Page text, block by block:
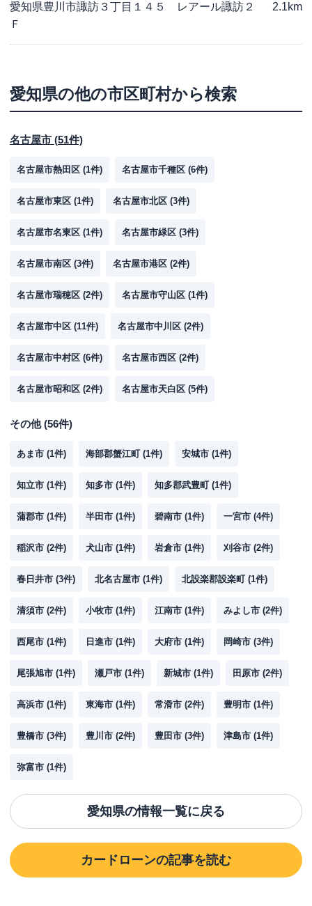
愛知県豊川市諏訪３丁目１４５ レアール諏訪２
Ｆ
2.1km
愛知県の他の市区町村から検索
名古屋市 (51件)
名古屋市熱田区 (1件) 名古屋市千種区 (6件)
名古屋市東区 (1件) 名古屋市北区 (3件)
名古屋市名東区 (1件) 名古屋市緑区 (3件)
名古屋市南区 (3件) 名古屋市港区 (2件)
名古屋市瑞穂区 (2件) 名古屋市守山区 (1件)
名古屋市中区 (11件) 名古屋市中川区 (2件)
名古屋市中村区 (6件) 名古屋市西区 (2件)
名古屋市昭和区 (2件) 名古屋市天白区 (5件)
その他(56件)
あま市 (1件) 海部郡蟹江町 (1件) 安城市 (1件)
知立市 (1件) 知多市 (1件) 知多郡武豊町 (1件)
蒲郡市 (1件) 半田市 (1件) 碧南市 (1件) 一宮市 (4件)
稲沢市 (2件) 犬山市 (1件) 岩倉市 (1件) 刈谷市 (2件)
春日井市 (3件) 北名古屋市 (1件) 北設楽郡設楽町 (1件)
清須市 (2件) 小牧市 (1件) 江南市 (1件) みよし市 (2件)
西尾市 (1件) 日進市 (1件) 大府市 (1件) 岡崎市 (3件)
尾張旭市 (1件) 瀬戸市 (1件) 新城市 (1件) 田原市 (2件)
高浜市 (1件) 東海市 (1件) 常滑市 (2件) 豊明市 (1件)
豊橋市 (3件) 豊川市 (2件) 豊田市 (3件) 津島市 (1件)
弥富市 (1件)
愛知県の情報一覧に戻る
カードローンの記事を読む